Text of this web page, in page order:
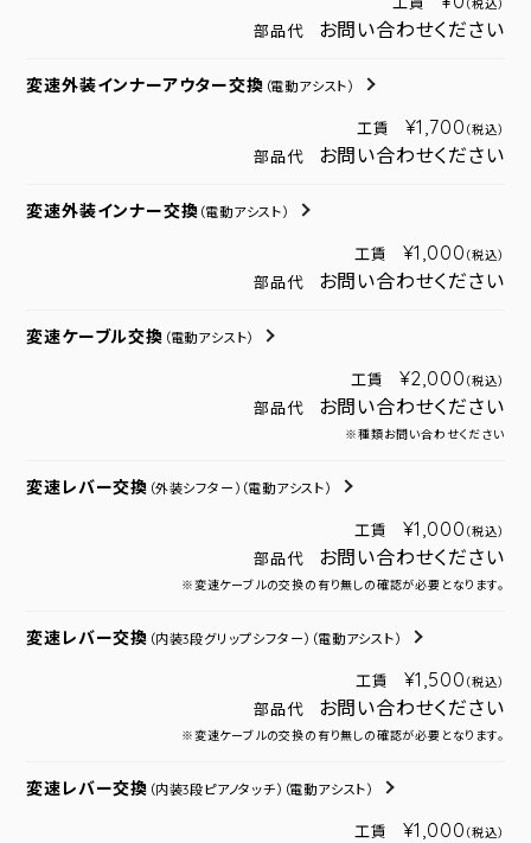
（税込）
部品代 お問い合わせください
変速外装インナーアウター交換 （電動アシスト）
工賃 ¥1,700 （税込）
部品代 お問い合わせください
変速外装インナー交換 （電動アシスト）
工賃 ¥1,000 （税込）
部品代 お問い合わせください
変速ケーブル交換 （電動アシスト）
工賃 ¥2,000 （税込）
部品代 お問い合わせください
※種類お問い合わせください
変速レバー交換 （外装シフター） （電動アシスト）
工賃 ¥1,000 （税込）
部品代 お問い合わせください
※変速ケーブルの交換の有り無しの確認が必要となります。
変速レバー交換 （内装3段グリップシフター） （電動アシスト）
工賃 ¥1,500 （税込）
部品代 お問い合わせください
※変速ケーブルの交換の有り無しの確認が必要となります。
変速レバー交換 （内装3段ピアノタッチ） （電動アシスト）
工賃 ¥1,000 （税込）